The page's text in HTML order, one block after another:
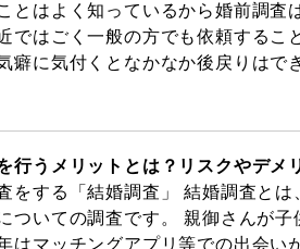
とはよく知っているから婚前調査
ではごく一般の方でも依頼するこ
癖に気付くとなかなか後戻りはで
行うメリットとは？リスクやデメ
をする「結婚調査」 結婚調査と
ついての調査です。 親御さんが
はマッチングアプリ等での出会い